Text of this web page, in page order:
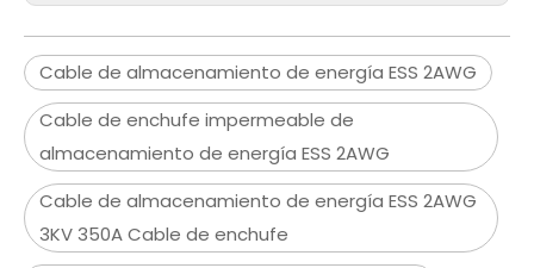
Cable de almacenamiento de energía ESS 2AWG
Cable de enchufe impermeable de
almacenamiento de energía ESS 2AWG
Cable de almacenamiento de energía ESS 2AWG
3KV 350A Cable de enchufe